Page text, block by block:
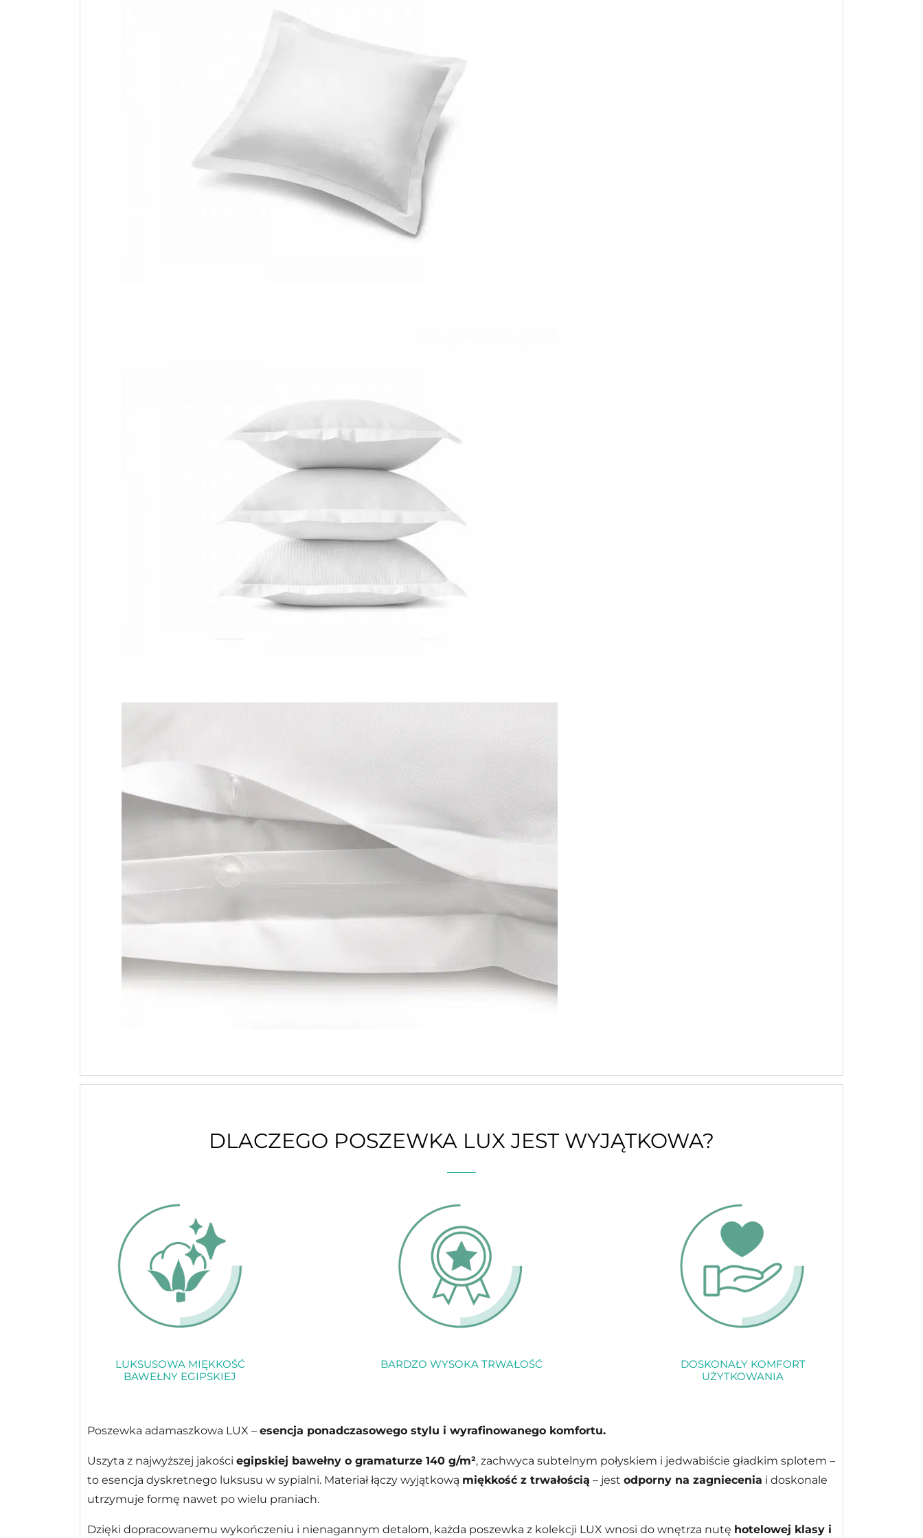
DLACZEGO POSZEWKA LUX JEST WYJĄTKOWA?
LUKSUSOWA MIĘKKOŚĆ
BAWEŁNY EGIPSKIEJ
BARDZO WYSOKA TRWAŁOŚĆ
DOSKONAŁY KOMFORT
UŻYTKOWANIA
Poszewka adamaszkowa LUX –esencja ponadczasowego stylu i wyrafinowanego komfortu.
Uszyta z najwyższej jakościegipskiej bawełny o gramaturze 140 g/m², zachwyca subtelnym połyskiem i jedwabiście gładkim splotem –
to esencja dyskretnego luksusu w sypialni. Materiał łączy wyjątkową miękkość z trwałością – jestodporny na zagniecenia i doskonale
utrzymuje formę nawet po wielu praniach.
Dzięki dopracowanemu wykończeniu i nienagannym detalom, każda poszewka z kolekcji LUX wnosi do wnętrza nutę hotelowej klasy i